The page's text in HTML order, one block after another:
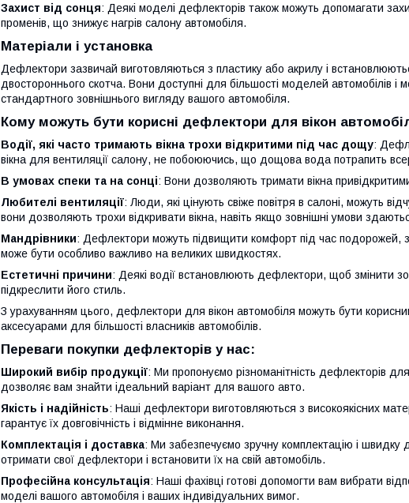
Захист від сонця: Деякі моделі дефлекторів також можуть допомагати
променів, що знижує нагрів салону автомобіля.
Матеріали і установка
Дефлектори зазвичай виготовляються з пластику або акрилу і
двостороннього скотча. Вони доступні для більшості моделей автомобілів
стандартного зовнішнього вигляду вашого автомобіля.
Кому можуть бути корисні дефлектори для вікон
Водії, які часто тримають вікна трохи відкритими під час дощу:
вікна для вентиляції салону, не побоюючись, що дощова вода потрапить
В умовах спеки та на сонці: Вони дозволяють тримати вікна
Любителі вентиляції: Люди, які цінують свіже повітря в салоні, можуть
вони дозволяють трохи відкривати вікна, навіть якщо зовнішні умови
Мандрівники: Дефлектори можуть підвищити комфорт під час подорожей,
може бути особливо важливо на великих швидкостях.
Естетичні причини: Деякі водії встановлюють дефлектори, щоб змінити
підкреслити його стиль.
З урахуванням цього, дефлектори для вікон автомобіля можуть бути
аксесуарами для більшості власників автомобілів.
Переваги покупки дефлекторів у нас:
Широкий вибір продукції: Ми пропонуємо різноманітність дефлекторів
дозволяє вам знайти ідеальний варіант для вашого авто.
Якість і надійність: Наші дефлектори виготовляються з високоякісних
гарантує їх довговічність і відмінне виконання.
Комплектація і доставка: Ми забезпечуємо зручну комплектацію і швидку
отримати свої дефлектори і встановити їх на свій автомобіль.
Професійна консультація: Наші фахівці готові допомогти вам вибрати
моделі вашого автомобіля і ваших індивідуальних вимог.